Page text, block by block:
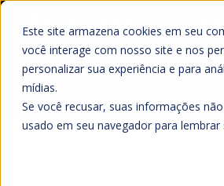
Este site armazena cookies em seu
você interage com nosso site e nos
personalizar sua experiência e para
mídias.
Se você recusar, suas informações
usado em seu navegador para
Home